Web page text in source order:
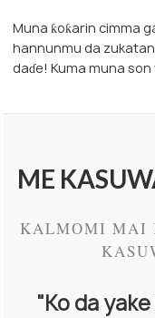
Muna ƙoƙarin cimma
hannunmu da
daɗe! Kuma muna
ME
KALMOMI MAI
"Ko da